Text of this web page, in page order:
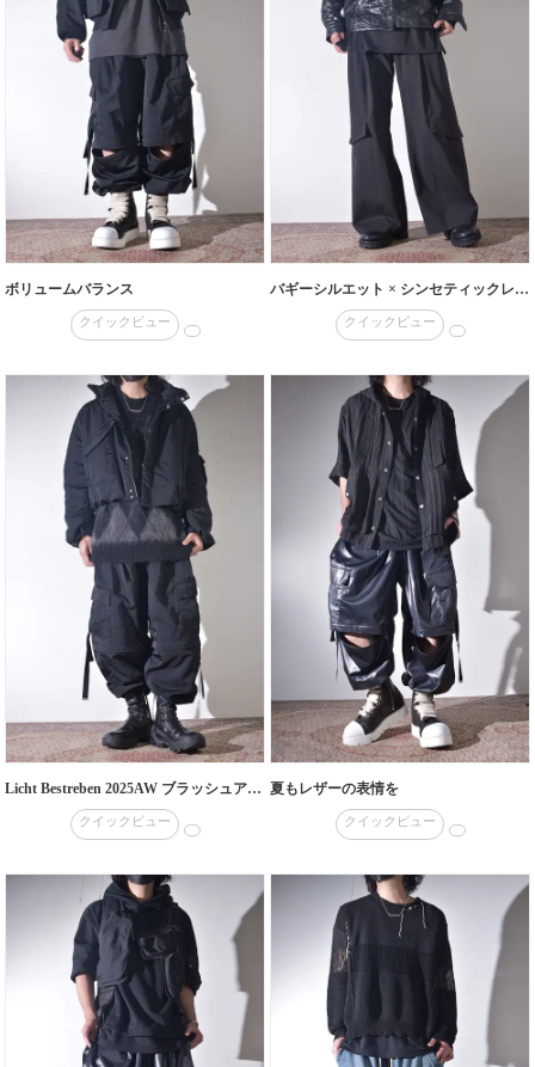
ボリュームバランス
クイックビュー
バギーシルエット × シンセティックレザーシャツ
クイックビュー
Licht Bestreben 2025AW ブラッシュアップして入荷
クイックビュー
夏もレザーの表情を
クイックビュー